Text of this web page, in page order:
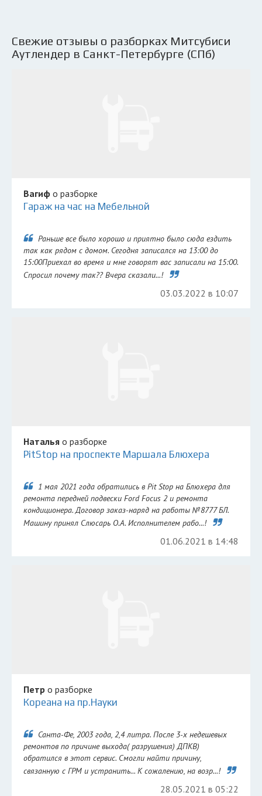
Свежие отзывы о разборках Митсубиси
Аутлендер в Санкт-Петербурге (СПб)
Вагиф о разборке
Гараж на час на Мебельной
Раньше все было хорошо и приятно было сюда ездить
так как рядом с домом. Сегодня записался на 13:00 до
15:00Приехал во время и мне говорят вас записали на 15:00.
Спросил почему так?? Вчера сказали...!
03.03.2022 в 10:07
Наталья о разборке
PitStop на проспекте Маршала Блюхера
1 мая 2021 года обратились в Pit Stop на Блюхера для
ремонта передней подвески Ford Focus 2 и ремонта
кондиционера. Договор заказ-наряд на работы №8777 БЛ.
Машину принял Слюсарь О.А. Исполнителем рабо...!
01.06.2021 в 14:48
Петр о разборке
Кореана на пр.Науки
Санта-Фе, 2003 года, 2,4 литра. После 3-х недешевых
ремонтов по причине выхода( разрушения) ДПКВ)
обратился в этот сервис. Смогли найти причину,
связанную с ГРМ и устранить... К сожалению, на возр...!
28.05.2021 в 05:22